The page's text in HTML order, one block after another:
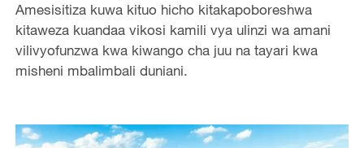
Amesisitiza kuwa kituo hicho kitakapoboreshwa
kitaweza kuandaa vikosi kamili vya ulinzi wa amani
vilivyofunzwa kwa kiwango cha juu na tayari kwa
misheni mbalimbali duniani.